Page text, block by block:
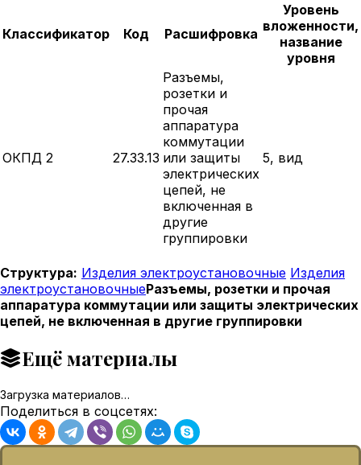
Классификатор Код Расшифровка
Уровень
вложенности,
название
уровня
ОКПД 2 27.33.13
Разъемы,
розетки и
прочая
аппаратура
коммутации
или защиты
электрических
цепей, не
включенная в
другие
группировки
5, вид
Структура: Изделия электроустановочные Изделия
электроустановочныеРазъемы, розетки и прочая
аппаратура коммутации или защиты электрических
цепей, не включенная в другие группировки
Ещё материалы
Загрузка материалов…
Поделиться в соцсетях: